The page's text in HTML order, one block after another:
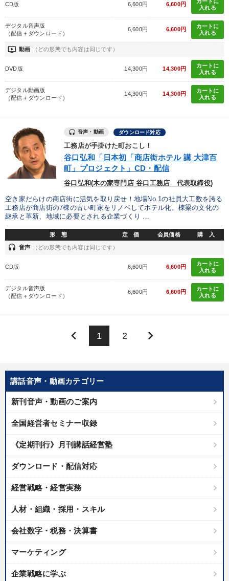
講話音声・動画カテゴリー
新刊音声・動画のご案内
全国経営者セミナー収録
《定期刊行》月刊講話経営塾
ダウンロード・配信対応
経営戦略・経営実務
人材・組織・採用・スキル
会社数字・税務・決算書
マーケティング
企業戦略に学ぶ
CD版 6,600円 6,600円
入れる
デジタル音声版
（配信＋ダウンロード）
6,600円 6,600円
カートに
入れる
ondemand_video 動画 （どの形態でも内容は同じです）
DVD版 14,300円 14,300円
カートに
入れる
デジタル動画版
（配信＋ダウンロード）
14,300円 14,300円
カートに
入れる
音声・動画 ダウンロード対応
工務店が手掛けた町おこし！
谷口弘和「日本初「商店街ホテル 講 大津百
町」プロジェクト」CD・配信
谷口弘和(木の家専門店 谷口工務店 代表取締役)
空き家だらけの商店街に活気を取り戻せ！地場No.1の社員大工数を誇る
工務店が商店街の7棟の古い町家をリノベしてホテル化。棟梁の文化の
継承と革新、地域に必要とされる企業づくり ...
形 態 定 価 会員価格 購 入
headset 音声 （どの形態でも内容は同じです）
CD版 6,600円 6,600円
カートに
入れる
デジタル音声版
（配信＋ダウンロード）
6,600円 6,600円
カートに
入れる
keyboard_arrow_left 1 2 keyboard_arrow_right